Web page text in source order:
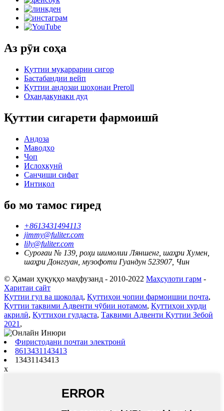
Аз рӯи соҳа
Қуттии муқаррарии сигор
Бастабандии вейп
Қуттии андозаи шоҳонаи Preroll
Оҳандакунаки дуд
Қуттии сигарети фармоишӣ
Андоза
Маводҳо
Чоп
Ислоҳкунӣ
Санҷиши сифат
Интиқол
бо мо тамос гиред
+8613431494113
jimmy@fuliter.com
lily@fuliter.com
Суроғаи № 139, роҳи шимолии Ляншенг, шаҳри Хумен,
шаҳри Донггуан, музофоти Гуандун 523907, Чин
© Ҳамаи ҳуқуқҳо маҳфузанд - 2010-2022 Маҳсулоти гарм -
Харитаи сайт
Қуттии гул ва шоколад, Қуттиҳои чопии фармоишии почта,
Қуттии тақвими Адвенти чӯбии нотамом, Қуттиҳои хурди
акрилӣ, Қуттиҳои гулдаста, Тақвими Адвенти Қуттии Зебоӣ
2021,
Фиристодани почтаи электронӣ
8613431143413
13431143413
x